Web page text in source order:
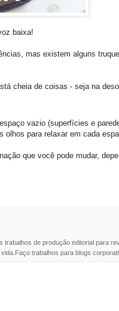
baixa!
mas existem alguns
cheia de coisas - seja na
vazio (superfícies e
olhos para relaxar em cada
que você pode mudar,
de produção editorial para
trabalhos para blogs